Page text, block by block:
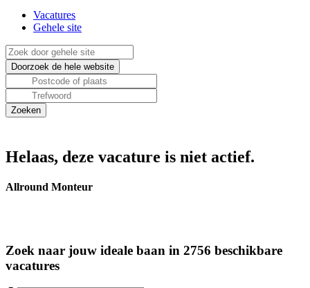
Vacatures
Gehele site
Helaas, deze vacature is niet actief.
Allround Monteur
Zoek naar jouw ideale baan in 2756 beschikbare
vacatures